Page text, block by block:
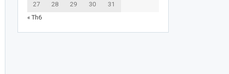
27 28 29 30
31
« Th6